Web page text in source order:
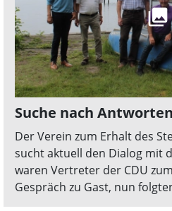
Suche nach Antworten
Der Verein zum Erhalt des
sucht aktuell den Dialog mit
waren Vertreter der CDU
Gespräch zu Gast, nun